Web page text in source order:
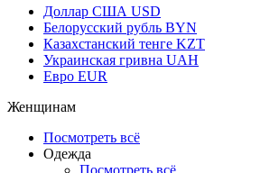
Доллар США USD
Белорусский рубль BYN
Казахстанский тенге KZT
Украинская гривна UAH
Евро EUR
Женщинам
Посмотреть всё
Одежда
Посмотреть всё